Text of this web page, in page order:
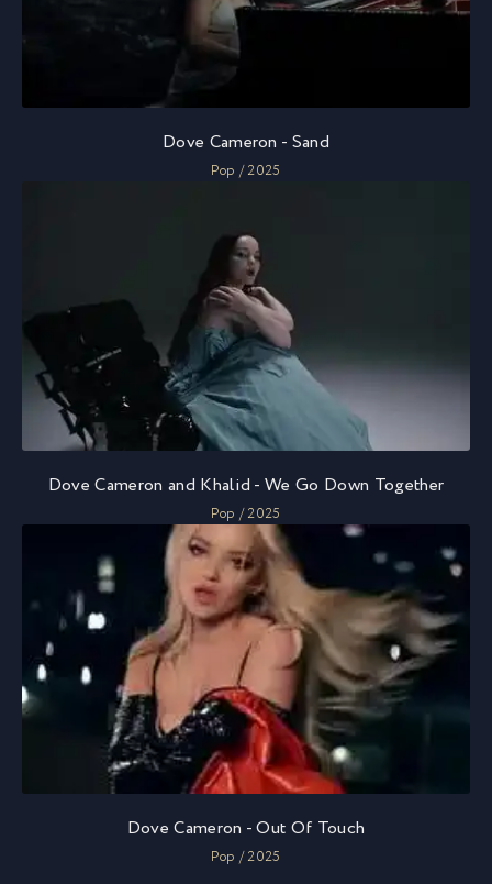
Dove Cameron - Sand
Pop / 2025
Dove Cameron and Khalid - We Go Down Together
Pop / 2025
Dove Cameron - Out Of Touch
Pop / 2025